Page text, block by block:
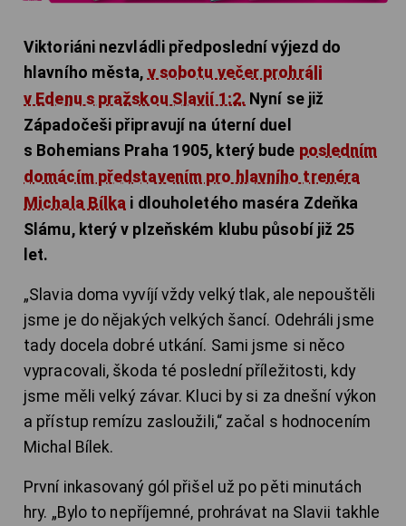
Viktoriáni nezvládli předposlední výjezd do
hlavního města, v sobotu večer prohráli
v Edenu s pražskou Slavií 1:2. Nyní se již
Západočeši připravují na úterní duel
s Bohemians Praha 1905, který bude posledním
domácím představením pro hlavního trenéra
Michala Bílka i dlouholetého maséra Zdeňka
Slámu, který v plzeňském klubu působí již 25
let.
„Slavia doma vyvíjí vždy velký tlak, ale nepouštěli
jsme je do nějakých velkých šancí. Odehráli jsme
tady docela dobré utkání. Sami jsme si něco
vypracovali, škoda té poslední příležitosti, kdy
jsme měli velký závar. Kluci by si za dnešní výkon
a přístup remízu zasloužili,“ začal s hodnocením
Michal Bílek.
První inkasovaný gól přišel už po pěti minutách
hry. „Bylo to nepříjemné, prohrávat na Slavii takhle